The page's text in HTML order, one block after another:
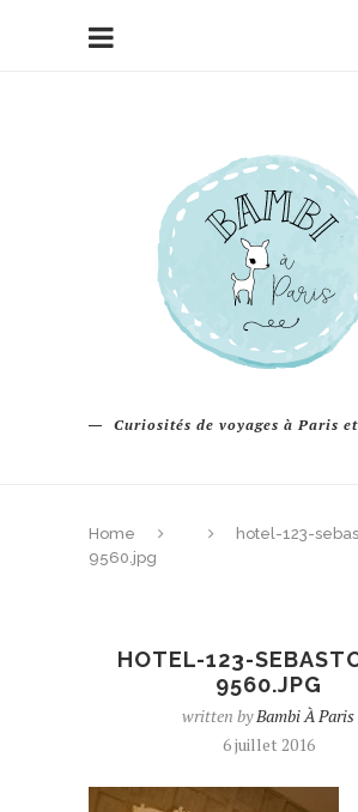
Curiosités de voyages à Paris
Home
hotel-123-
9560.jpg
HOTEL-123-
9560.JPG
written byBambi À Paris
6 juillet 2016